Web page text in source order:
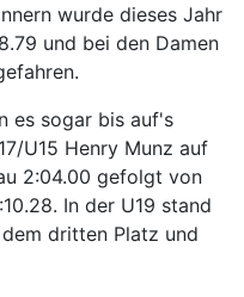
wurde dieses Jahr
und bei den Damen
es sogar bis auf's
U15 Henry Munz auf
2:04.00 gefolgt von
In der U19 stand
dritten Platz und